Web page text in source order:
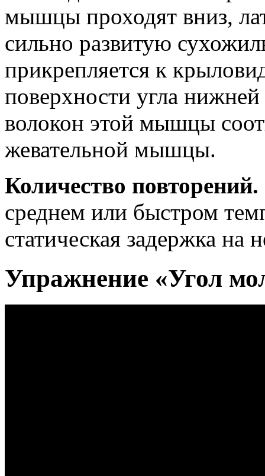
мышцы проходят вниз,
сильно развитую
прикрепляется к
поверхности угла
волокон этой мышцы
жевательной мышцы.
Количество повторений.
среднем или быстром
статическая задержка на
Упражнение «Угол